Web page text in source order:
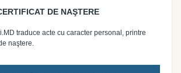
DE NAŞTERE
traduce acte cu caracter personal, printre
naştere.